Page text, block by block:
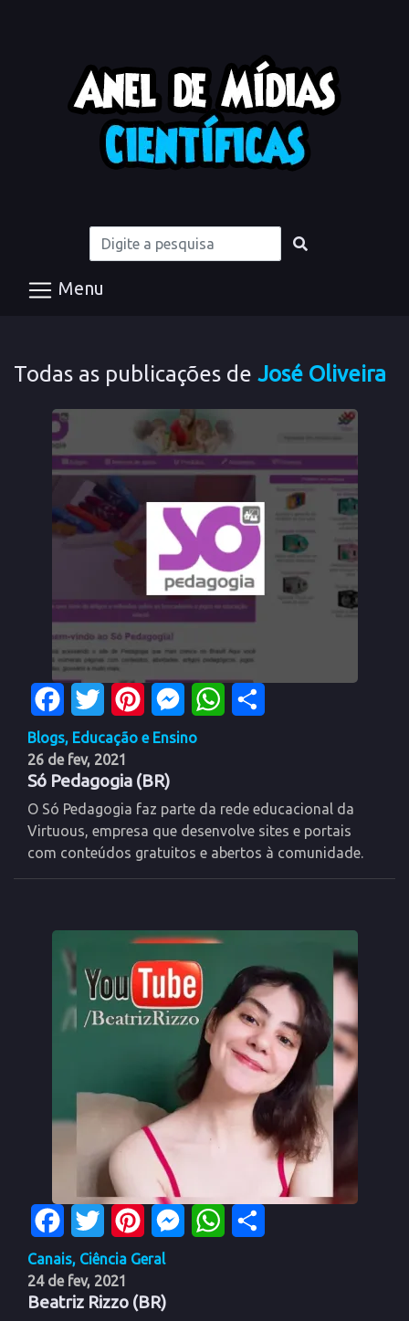
Menu
Todas as publicações de José Oliveira
FacebookTwitter PinterestMessengerWhatsApp
Blogs, Educação e Ensino
26 de fev, 2021
Só Pedagogia (BR)
O Só Pedagogia faz parte da rede educacional da
Virtuous, empresa que desenvolve sites e portais
com conteúdos gratuitos e abertos à comunidade.
FacebookTwitter PinterestMessengerWhatsApp
Canais, Ciência Geral
24 de fev, 2021
Beatriz Rizzo (BR)